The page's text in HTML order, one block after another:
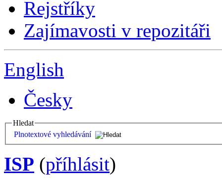
Rejstříky
Zajímavosti v repozitáři
English
Česky
Hledat
Plnotextové vyhledávání
ISP (příhlásit)